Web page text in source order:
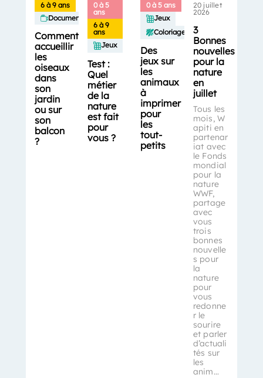
6 à 9 ans
Documentaires
Comment
accueillir
les
oiseaux
dans
son
jardin
ou sur
son
balcon
?
0 à 5
ans
6 à 9
ans
Jeux
Test :
Quel
métier
de la
nature
est fait
pour
vous ?
0 à 5 ans
Jeux
Coloriages
Des
jeux sur
les
animaux
à
imprimer
pour
les
tout-
petits
20 juillet
2026
3
Bonnes
nouvelles
pour la
nature
en
juillet
Tous les
mois, W
apiti en
partenar
iat avec
le Fonds
mondial
pour la
nature
WWF,
partage
avec
vous
trois
bonnes
nouvelle
s pour
la
nature
pour
vous
redonne
r le
sourire
et parler
d’actuali
tés sur
les
anim…